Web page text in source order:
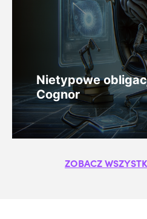
Nietypowe
Cognor
ZOBACZ